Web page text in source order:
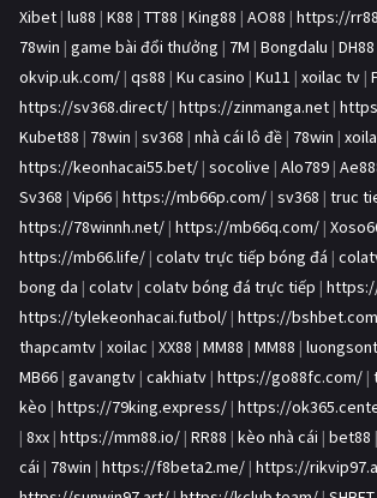
Xibet | lu88 | K88 | TT88 | King88 | AO88 | https://
78win | game bài đổi thưởng | 7M | Bongdalu | DH88
okvip.uk.com/ | qs88 | Ku casino | Ku11 | xoilac tv |
https://sv368.direct/ | https://zinmanga.net |
Kubet88 | 78win | sv368 | nhà cái lô đề | 78win |
https://keonhacai55.bet/ | socolive | Alo789 |
Sv368 | Vip66 | https://mb66p.com/ | sv368 | truc
https://78winnh.net/ | https://mb66q.com/ |
https://mb66.life/ | colatv trực tiếp bóng đá |
bong da | colatv | colatv bóng đá trực tiếp |
https://tylekeonhacai.futbol/ | https://
thapcamtv | xoilac | XX88 | MM88 | MM88 |
MB66 | gavangtv | cakhiatv | https://go88fc.com/ |
kèo | https://79king.express/ | https://
| 8xx | https://mm88.io/ | RR88 | kèo nhà cái | bet88 |
cái | 78win | https://f8beta2.me/ | https://